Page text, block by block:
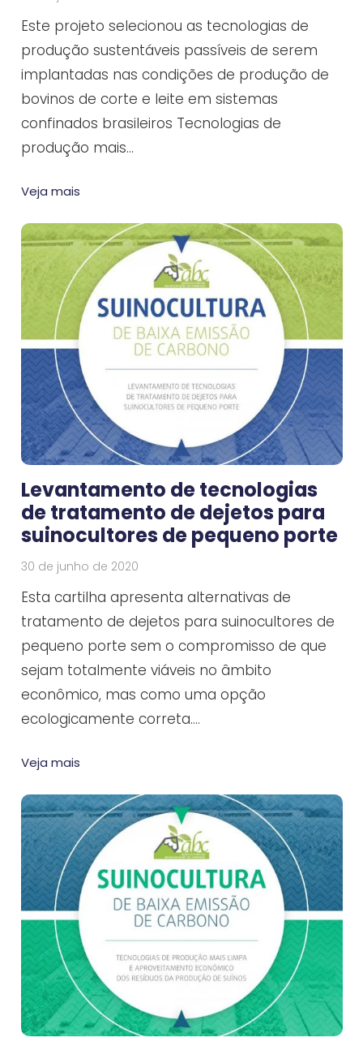
Este projeto selecionou as tecnologias de
produção sustentáveis passíveis de serem
implantadas nas condições de produção de
bovinos de corte e leite em sistemas
confinados brasileiros Tecnologias de
produção mais…
Veja mais
Levantamento de tecnologias
de tratamento de dejetos para
suinocultores de pequeno porte
30 de junho de 2020
Esta cartilha apresenta alternativas de
tratamento de dejetos para suinocultores de
pequeno porte sem o compromisso de que
sejam totalmente viáveis no âmbito
econômico, mas como uma opção
ecologicamente correta.…
Veja mais